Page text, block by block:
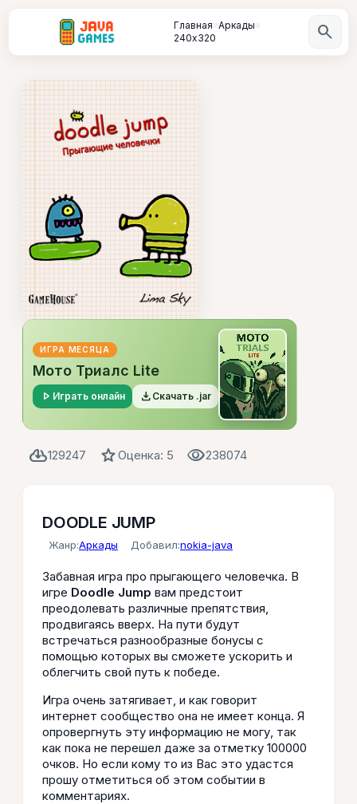
Главная»Аркады»
240х320
search
ИГРА МЕСЯЦА
Мото Триалс Lite
play_arrow Играть онлайн file_download Скачать .jar
cloud_download129247 starОценка: 5 visibility238074
DOODLE JUMP
Жанр:Аркады Добавил:nokia-java
Забавная игра про прыгающего человечка. В
игре Doodle Jump вам предстоит
преодолевать различные препятствия,
продвигаясь вверх. На пути будут
встречаться разнообразные бонусы с
помощью которых вы сможете ускорить и
облегчить свой путь к победе.
Игра очень затягивает, и как говорит
интернет сообщество она не имеет конца. Я
опровергнуть эту информацию не могу, так
как пока не перешел даже за отметку 100000
очков. Но если кому то из Вас это удастся
прошу отметиться об этом событии в
комментариях.